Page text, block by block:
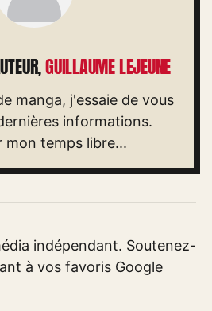
GUILLAUME LEJEUNE
manga, j'essaie de vous
informations.
mon temps libre...
indépendant. Soutenez-
à vos favoris Google